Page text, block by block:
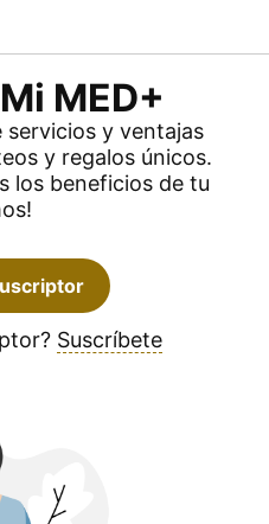
MED+
y ventajas
y regalos únicos.
los beneficios de tu
Suscríbete